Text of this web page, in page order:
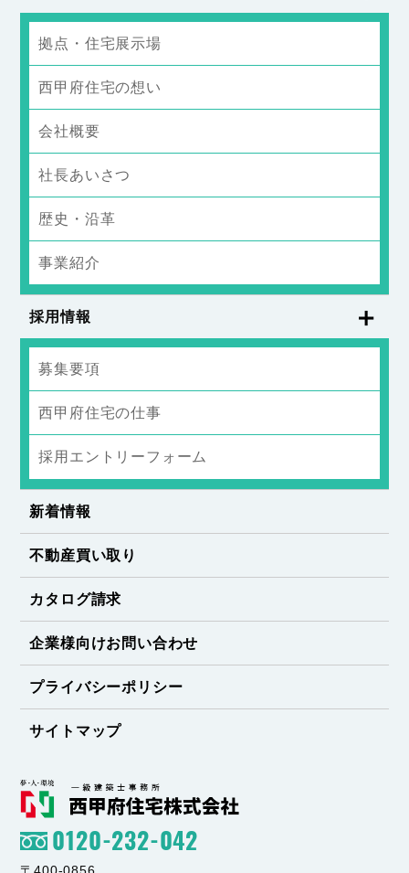
拠点・住宅展示場
西甲府住宅の想い
会社概要
社長あいさつ
歴史・沿革
事業紹介
採用情報
募集要項
西甲府住宅の仕事
採用エントリーフォーム
新着情報
不動産買い取り
カタログ請求
企業様向けお問い合わせ
プライバシーポリシー
サイトマップ
0120-232-042